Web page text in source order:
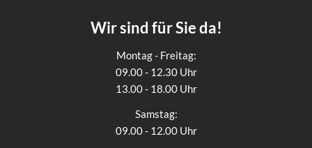
Wir sind für Sie da!
Montag - Freitag:
09.00 - 12.30 Uhr
13.00 - 18.00 Uhr
Samstag:
09.00 - 12.00 Uhr